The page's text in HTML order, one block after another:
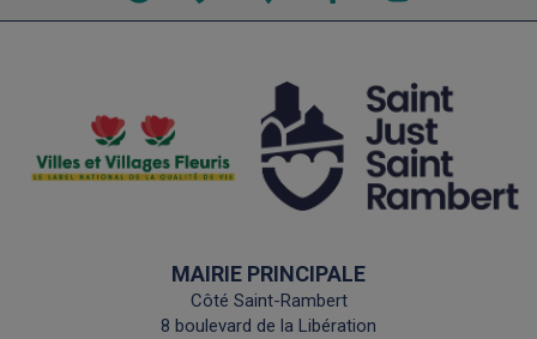
téléphone
MAIRIE PRINCIPALE
Côté Saint-Rambert
8 boulevard de la Libération